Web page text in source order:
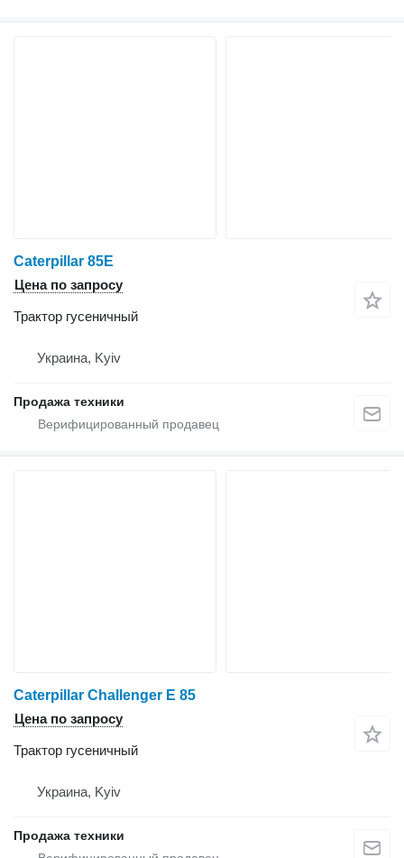
Caterpillar 85E
Цена по запросу
Трактор гусеничный
Украина, Kyiv
Продажа техники
Caterpillar Challenger E 85
Цена по запросу
Трактор гусеничный
Украина, Kyiv
Продажа техники